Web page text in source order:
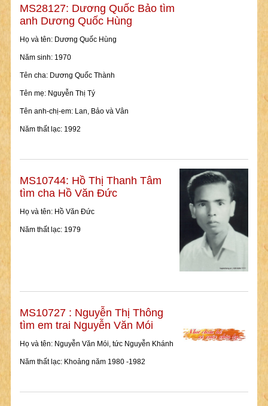
MS28127: Dương Quốc Bảo tìm
anh Dương Quốc Hùng
Họ và tên: Dương Quốc Hùng
Năm sinh: 1970
Tên cha: Dương Quốc Thành
Tên mẹ: Nguyễn Thị Tý
Tên anh-chị-em: Lan, Bảo và Vân
Năm thất lạc: 1992
MS10744: Hồ Thị Thanh Tâm
tìm cha Hồ Văn Đức
Họ và tên: Hồ Văn Đức
Năm thất lạc: 1979
MS10727 : Nguyễn Thị Thông
tìm em trai Nguyễn Văn Mói
Họ và tên: Nguyễn Văn Mói, tức Nguyễn Khánh
Năm thất lạc: Khoảng năm 1980 -1982